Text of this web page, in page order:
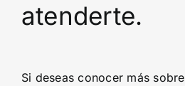
atenderte.
Si deseas conocer más sobre